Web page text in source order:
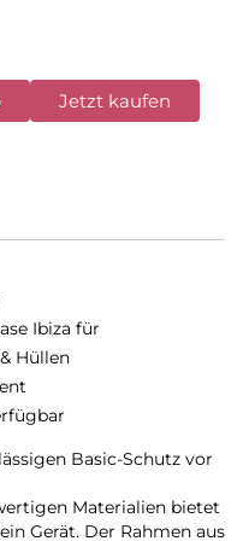
Jetzt kaufen
Ibiza für
Hüllen
Basic-Schutz vor
Materialien bietet
Gerät. Der Rahmen aus